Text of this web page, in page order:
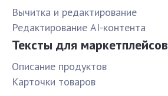
Вычитка и редактирование
Редактирование AI-контента
Тексты для маркетплейсов
Описание продуктов
Карточки товаров